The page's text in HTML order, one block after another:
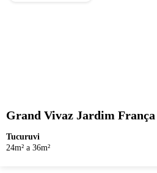
Grand Vivaz Jardim França
Tucuruvi
24m² a 36m²